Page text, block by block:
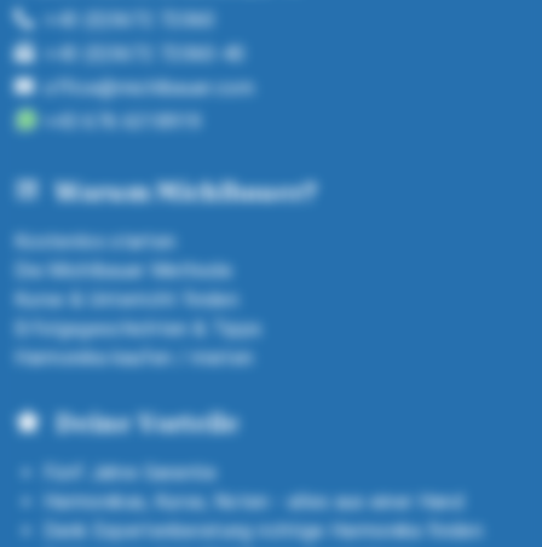
+43 (0)5672 72060
+43 (0)5672 72060-40
office@michlbauer.com
+43 676 6318919
Warum Michlbauer?
Kostenlos starten
Die Michlbauer Methode
Kurse & Unterricht finden
Erfolgsgeschichten & Tipps
⁠Harmonika kaufen / mieten
Deine Vorteile
Fünf Jahre Garantie
Harmonikas, Kurse, Noten - alles aus einer Hand
Dank Expertenberatung richtige Harmonika finden